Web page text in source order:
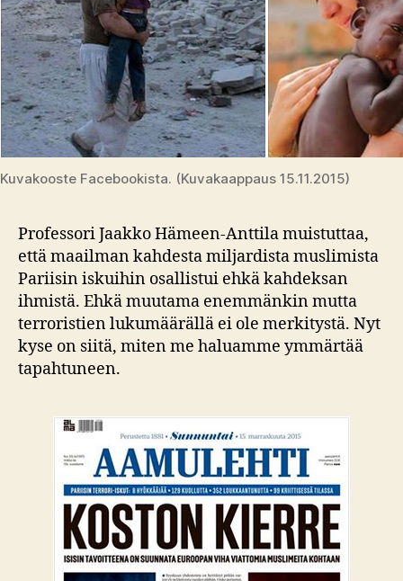
Kuvakooste Facebookista. (Kuvakaappaus 15.11.2015)
Professori Jaakko Hämeen-Anttila muistuttaa,
että maailman kahdesta miljardista muslimista
Pariisin iskuihin osallistui ehkä kahdeksan
ihmistä. Ehkä muutama enemmänkin mutta
terroristien lukumäärällä ei ole merkitystä. Nyt
kyse on siitä, miten me haluamme ymmärtää
tapahtuneen.